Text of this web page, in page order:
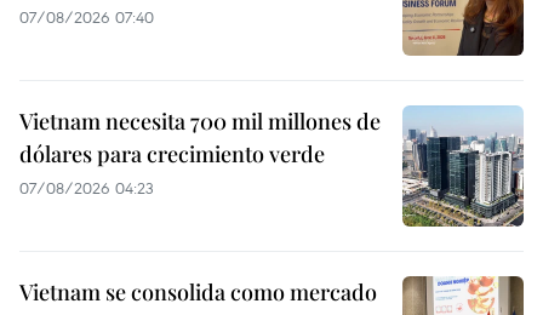
07/08/2026 07:40
Vietnam necesita 700 mil millones de
dólares para crecimiento verde
07/08/2026 04:23
Vietnam se consolida como mercado